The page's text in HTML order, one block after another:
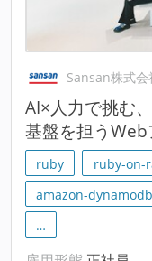
Sansan株式会
AI×人力で挑む
基盤を担うWeb
ruby ruby-on-
amazon-dynamodb
…